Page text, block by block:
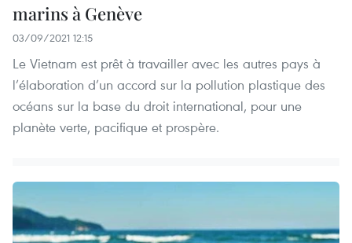
marins à Genève
03/09/2021 12:15
Le Vietnam est prêt à travailler avec les autres pays à
l’élaboration d’un accord sur la pollution plastique des
océans sur la base du droit international, pour une
planète verte, pacifique et prospère.